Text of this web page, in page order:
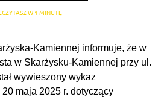
W 1 MINUTĘ
Kamiennej informuje, że w
w Skarżysku-Kamiennej przy ul.
wywieszony wykaz
maja 2025 r. dotyczący